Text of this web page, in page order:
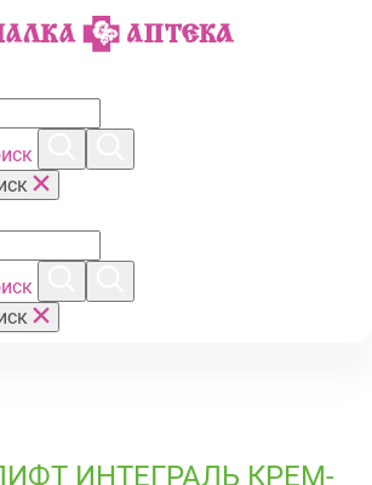
ИНТЕГРАЛЬ КРЕМ-